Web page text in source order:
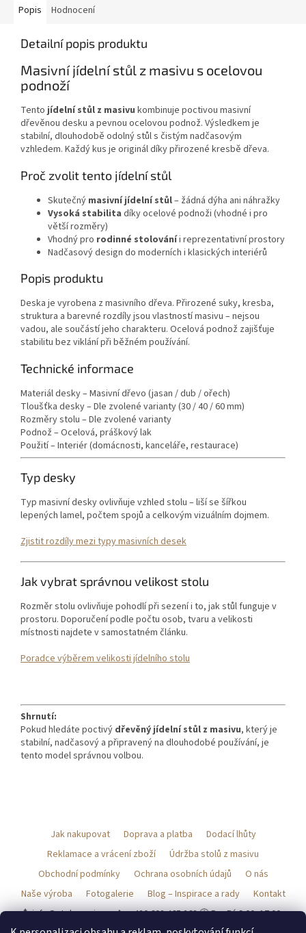
Popis Hodnocení
Detailní popis produktu
Masivní jídelní stůl z masivu s ocelovou
podnoží
Tento jídelní stůl z masivu kombinuje poctivou masivní
dřevěnou desku a pevnou ocelovou podnož. Výsledkem je
stabilní, dlouhodobě odolný stůl s čistým nadčasovým
vzhledem. Každý kus je originál díky přirozené kresbě dřeva.
Proč zvolit tento jídelní stůl
Skutečný masivní jídelní stůl– žádná dýha ani náhražky
Vysoká stabilita díky ocelové podnoži (vhodné i pro
větší rozměry)
Vhodný pro rodinné stolováníi reprezentativní prostory
Nadčasový design do moderních i klasických interiérů
Popis produktu
Deska je vyrobena z masivního dřeva. Přirozené suky, kresba,
struktura a barevné rozdíly jsou vlastností masivu – nejsou
vadou, ale součástí jeho charakteru. Ocelová podnož zajišťuje
stabilitu bez viklání při běžném používání.
Technické informace
Materiál desky – Masivní dřevo (jasan / dub / ořech)
Tloušťka desky – Dle zvolené varianty (30 / 40 / 60 mm)
Rozměry stolu – Dle zvolené varianty
Podnož – Ocelová, práškový lak
Použití – Interiér (domácnosti, kanceláře, restaurace)
Typ desky
Typ masivní desky ovlivňuje vzhled stolu – liší se šířkou
lepených lamel, počtem spojů a celkovým vizuálním dojmem.
Zjistit rozdíly mezi typy masivních desek
Jak vybrat správnou velikost stolu
Rozměr stolu ovlivňuje pohodlí při sezení i to, jak stůl funguje v
prostoru. Doporučení podle počtu osob, tvaru a velikosti
místnosti najdete v samostatném článku.
Poradce výběrem velikosti jídelního stolu
Shrnutí:
Pokud hledáte poctivý dřevěný jídelní stůl z masivu, který je
stabilní, nadčasový a připravený na dlouhodobé používání, je
tento model správnou volbou.
Jak nakupovat Doprava a platba
Dodací lhůty
Reklamace a vrácení zboží
Údržba stolů z masivu
Obchodní podmínky
Ochrana osobních údajů
O nás
Naše výroba
Fotogalerie Blog – Inspirace a rady
Kontakt
📩 info@stolynamiru.cz 📞 +420 602 465 268 🕓 Po–Pá 9:00–17:00
🏭 Sudoměřice u Tábora 11, 391 36